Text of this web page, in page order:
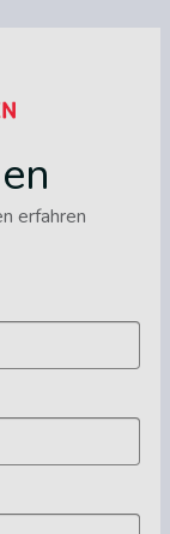
erfahren